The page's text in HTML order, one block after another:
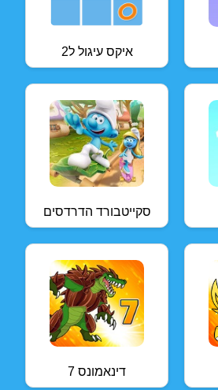
איקס עיגול ל2
סקייטבורד הדרדסים
דינאמונס 7